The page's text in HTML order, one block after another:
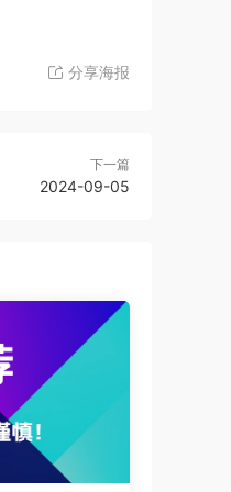
分享海报
下一篇
2024-09-05